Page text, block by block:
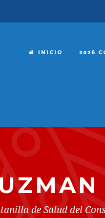
INICIO 2026
de Salud del